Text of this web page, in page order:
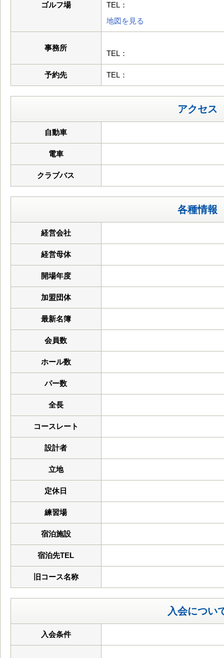
ゴルフ場
TEL：
地図を見る
事務所
TEL：
予約先 TEL：
アクセス
自動車
電車
クラブバス
各種情報
経営会社
経営母体
開場年度
加盟団体
最新名簿
会員数
ホール数
パー数
全長
コースレート
設計者
立地
定休日
練習場
宿泊施設
宿泊先TEL
旧コース名称
入会につい
入会条件